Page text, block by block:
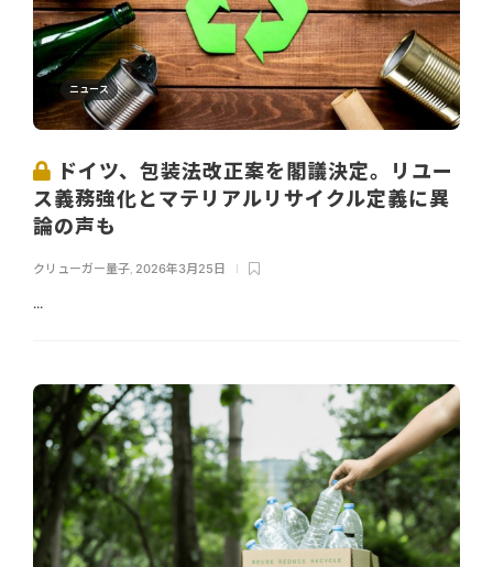
ニュース
ドイツ、包装法改正案を閣議決定。リユー
ス義務強化とマテリアルリサイクル定義に異
論の声も
クリューガー量子, 2026年3月25日
...